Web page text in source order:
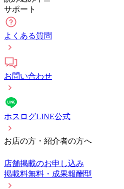
サポート
よくある質問
お問い合わせ
ホスログLINE公式
お店の方・紹介者の方へ
店舗掲載のお申し込み
掲載料無料・成果報酬型